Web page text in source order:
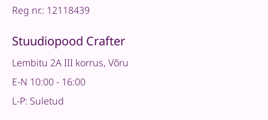
Reg nr.: 12118439
Stuudiopood Crafter
Lembitu 2A III korrus, Võru
E-N 10:00 - 16:00
L-P: Suletud